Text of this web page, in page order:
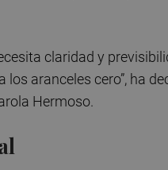
claridad y
aranceles cero”, ha
Hermoso.